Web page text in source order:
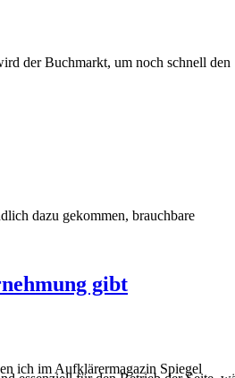
der Buchmarkt, um noch schnell den
dazu gekommen, brauchbare
gibt
ich im Aufklärermagazin Spiegel